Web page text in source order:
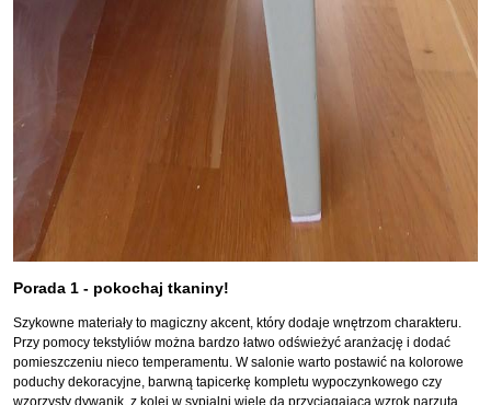
Porada 1 - pokochaj tkaniny!
Szykowne materiały to magiczny akcent, który dodaje wnętrzom charakteru.
Przy pomocy tekstyliów można bardzo łatwo odświeżyć aranżację i dodać
pomieszczeniu nieco temperamentu. W salonie warto postawić na kolorowe
poduchy dekoracyjne, barwną tapicerkę kompletu wypoczynkowego czy
wzorzysty dywanik, z kolei w sypialni wiele da przyciągająca wzrok narzuta